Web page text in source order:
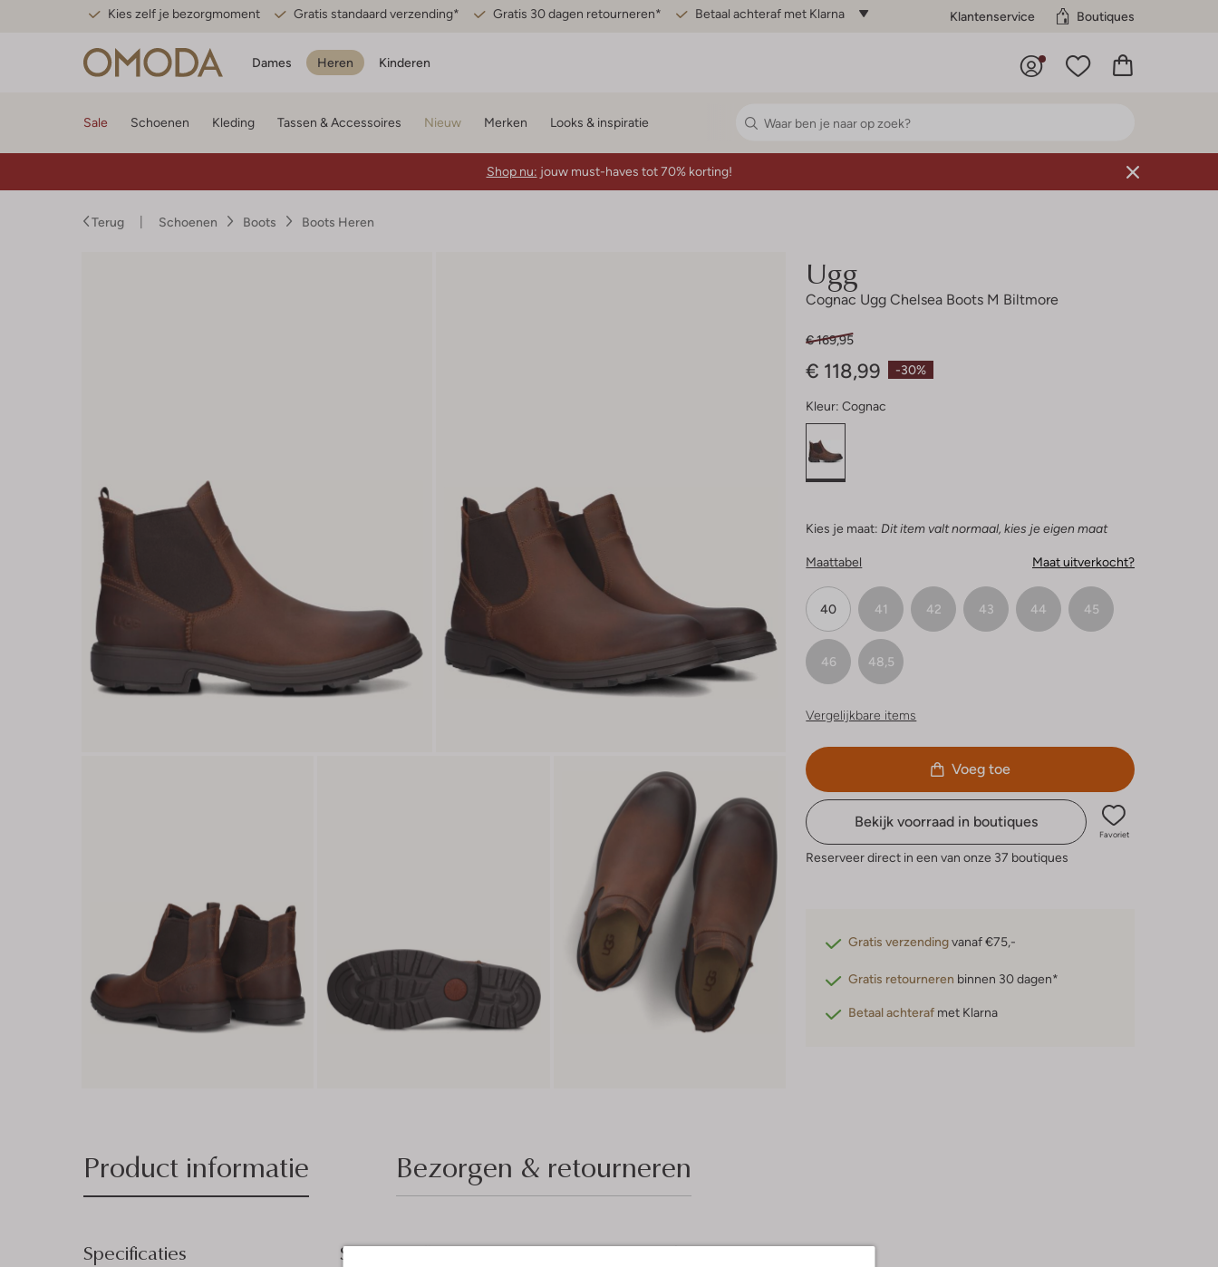
Kies zelf je bezorgmoment Gratis standaard verzending* Gratis 30 dagen retourneren* Betaal achteraf met Klarna Klantenservice Boutiques
Dames Heren Kinderen
Sale Schoenen Kleding Tassen & Accessoires Nieuw Merken Looks & inspiratie
Shop nu: jouw must-haves tot 70% korting!
Terug Schoenen Boots Boots Heren
Ugg
Cognac Ugg Chelsea Boots M Biltmore
-30%
€ 169,95
€ 118,99
Kleur: Cognac
Kies je maat: Dit item valt normaal, kies je eigen maat
Maattabel Maat uitverkocht?
40 41 42 43 44 45
46 48,5
Vergelijkbare items
Voeg toe
Bekijk voorraad in boutiques
Favoriet
Reserveer direct in een van onze 37 boutiques
Gratis verzendingvanaf €75,-
Gratis retourneren binnen 30 dagen*
Betaal achteraf met Klarna
Product informatie Bezorgen & retourneren
Specificaties Samenstelling & Pasvorm Omschrijving